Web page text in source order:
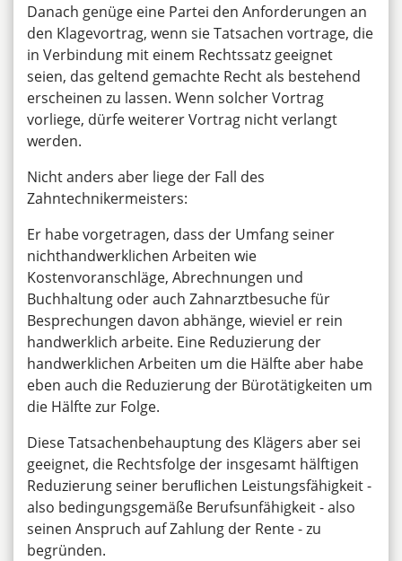
Danach genüge eine Partei den Anforderungen an
den Klagevortrag, wenn sie Tatsachen vortrage, die
in Verbindung mit einem Rechtssatz geeignet
seien, das geltend gemachte Recht als bestehend
erscheinen zu lassen. Wenn solcher Vortrag
vorliege, dürfe weiterer Vortrag nicht verlangt
werden.
Nicht anders aber liege der Fall des
Zahntechnikermeisters:
Er habe vorgetragen, dass der Umfang seiner
nichthandwerklichen Arbeiten wie
Kostenvoranschläge, Abrechnungen und
Buchhaltung oder auch Zahnarztbesuche für
Besprechungen davon abhänge, wieviel er rein
handwerklich arbeite. Eine Reduzierung der
handwerklichen Arbeiten um die Hälfte aber habe
eben auch die Reduzierung der Bürotätigkeiten um
die Hälfte zur Folge.
Diese Tatsachenbehauptung des Klägers aber sei
geeignet, die Rechtsfolge der insgesamt hälftigen
Reduzierung seiner beruﬂichen Leistungsfähigkeit -
also bedingungsgemäße Berufsunfähigkeit - also
seinen Anspruch auf Zahlung der Rente - zu
begründen.